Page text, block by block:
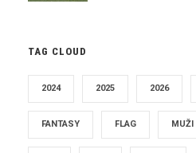
TAG CLOUD
2024 2025 2026
FANTASY FLAG MUŽI